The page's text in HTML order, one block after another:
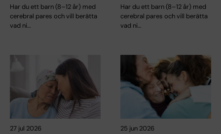
Har du ett barn (8–12 år) med
cerebral pares och vill berätta
vad ni…
Har du ett barn (8–12 år) med
cerebral pares och vill berätta
vad ni…
27 jul 2026 25 jun 2026